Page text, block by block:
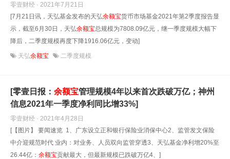
零壹财经 · 2021年7月21日
[7月21日讯，天弘基金发布的天弘余额宝货币市场基金2021年第2季度报告显
示，截至6月30日，天弘余额宝总规模为7808.09亿元，继一季度规模大幅下
降后，二季度规模再度下降1916.06亿元，变动]
天弘余额宝 二季度规模
[零壹日报： 余额宝管理规模4年以来首次跌破万亿；神州
信息2021年一季度净利同比增33%]
零壹财经 · 2021年4月28日
[【图片】 要闻速览 1、广东设立正和银行保险业消保中心2、监管发文保险
中介迎规范时代 业内：对业务、人员双向监管穿透3、天弘基金净利增20%至
26.44亿： 余额宝贡献最大，但最新规模已跌破万亿4、]